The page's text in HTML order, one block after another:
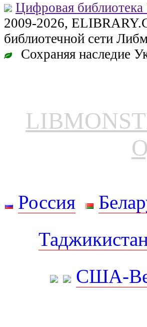
Цифровая
2009-2026,
библиотечной сети
Сохраняя наследие
Россия
США-